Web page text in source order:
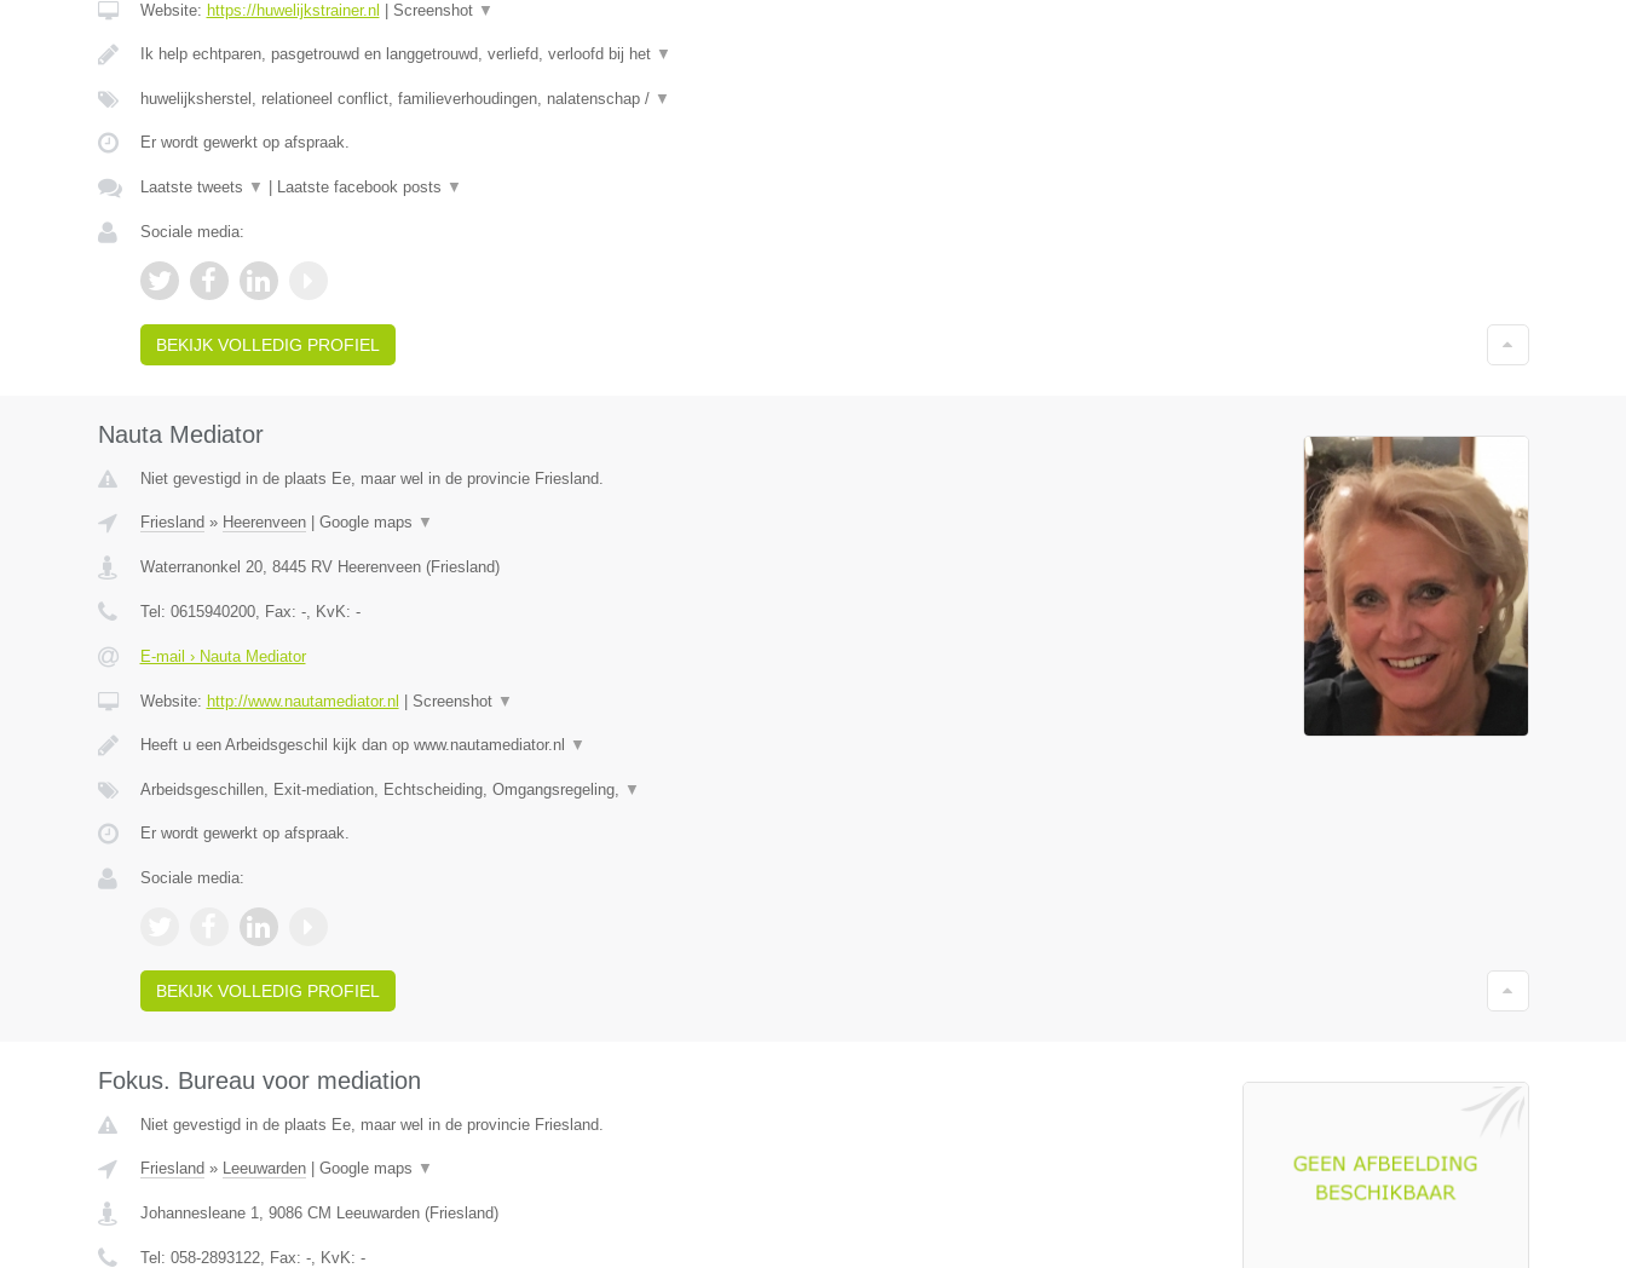
Website: https://huwelijkstrainer.nl Screenshot ▼
Ik help echtparen, pasgetrouwd en langgetrouwd, verliefd, verloofd bij het ▼
huwelijksherstel, relationeel conflict, familieverhoudingen, nalatenschap / ▼
Er wordt gewerkt op afspraak.
Laatste tweets ▼ Laatste facebook posts ▼
Sociale media:
BEKIJK VOLLEDIG PROFIEL
Nauta Mediator
Niet gevestigd in de plaats Ee, maar wel in de provincie Friesland.
Friesland » Heerenveen| Google maps ▼
Waterranonkel 20, 8445 RV Heerenveen(Friesland)
Tel: 0615940200, Fax: -, KvK: -
E-mail › Nauta Mediator
Website: http://www.nautamediator.nl Screenshot ▼
Heeft u een Arbeidsgeschil kijk dan op www.nautamediator.nl ▼
Arbeidsgeschillen, Exit-mediation, Echtscheiding, Omgangsregeling, ▼
Er wordt gewerkt op afspraak.
Sociale media:
BEKIJK VOLLEDIG PROFIEL
Fokus. Bureau voor mediation
Niet gevestigd in de plaats Ee, maar wel in de provincie Friesland.
Friesland » Leeuwarden| Google maps ▼
Johannesleane 1, 9086 CM Leeuwarden(Friesland)
Tel: 058-2893122, Fax: -, KvK: -